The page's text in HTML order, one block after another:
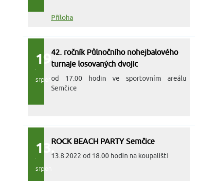
Příloha
19.
srpen
42. ročník Půlnočního nohejbalového
turnaje losovaných dvojic
od 17.00 hodin ve sportovním areálu
Semčice
13.
srpen
ROCK BEACH PARTY Semčice
13.8.2022 od 18.00 hodin na koupališti